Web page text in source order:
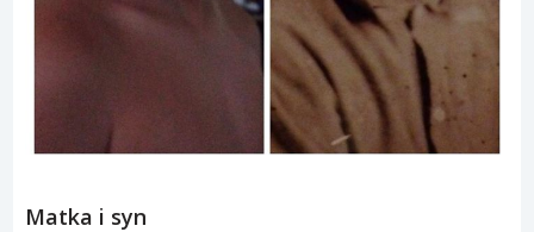
Matka i syn